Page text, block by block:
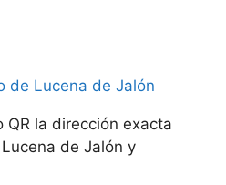
QR la dirección exacta
de Jalón y